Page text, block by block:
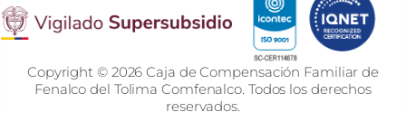
Copyright © 2026 Caja de Compensación Familiar de
Fenalco del Tolima Comfenalco. Todos los derechos
reservados.